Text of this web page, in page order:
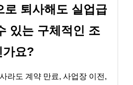
로 퇴사해도 실업급
있는 구체적인 조
가요?
라도 계약 만료, 사업장 이전,